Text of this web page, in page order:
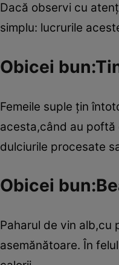
Dacă observi cu
simplu: lucrurile
Obicei
Femeile suple ţin
acesta,când au poftă
dulciurile procesate
Obicei
Paharul de vin alb,cu
asemănătoare. În